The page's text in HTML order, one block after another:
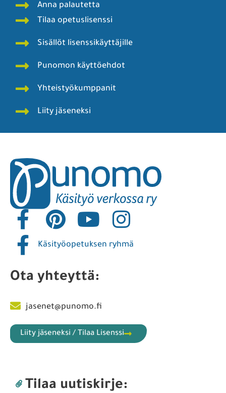
Anna palautetta
Tilaa opetuslisenssi
Sisällöt lisenssikäyttäjille
Punomon käyttöehdot
Yhteistyökumppanit
Liity jäseneksi
Käsityöopetuksen ryhmä
Ota yhteyttä:
jasenet@punomo.fi
Liity jäseneksi / Tilaa Lisenssi
Tilaa uutiskirje: